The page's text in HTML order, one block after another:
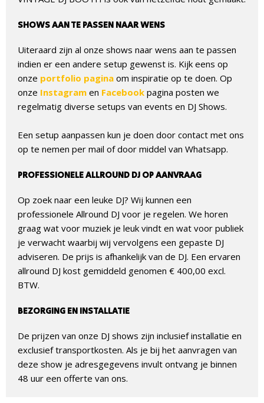
SHOWS AAN TE PASSEN NAAR WENS
Uiteraard zijn al onze shows naar wens aan te passen
indien er een andere setup gewenst is. Kijk eens op
onze portfolio pagina om inspiratie op te doen. Op
onze Instagram en Facebook pagina posten we
regelmatig diverse setups van events en DJ Shows.
Een setup aanpassen kun je doen door contact met ons
op te nemen per mail of door middel van Whatsapp.
PROFESSIONELE ALLROUND DJ OP AANVRAAG
Op zoek naar een leuke DJ? Wij kunnen een
professionele Allround DJ voor je regelen. We horen
graag wat voor muziek je leuk vindt en wat voor publiek
je verwacht waarbij wij vervolgens een gepaste DJ
adviseren. De prijs is afhankelijk van de DJ. Een ervaren
allround DJ kost gemiddeld genomen € 400,00 excl.
BTW.
BEZORGING EN INSTALLATIE
De prijzen van onze DJ shows zijn inclusief installatie en
exclusief transportkosten. Als je bij het aanvragen van
deze show je adresgegevens invult ontvang je binnen
48 uur een offerte van ons.